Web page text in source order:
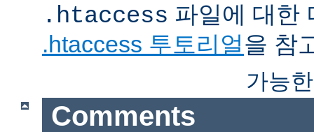
.htaccess 파일에 대한
.htaccess 투토리얼을 참
가능
Comments